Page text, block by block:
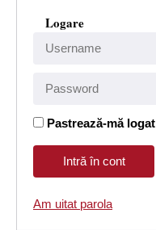
Logare
Pastrează-mă logat
Am uitat parola